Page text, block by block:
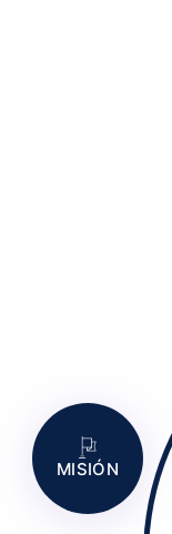
MISIÓN